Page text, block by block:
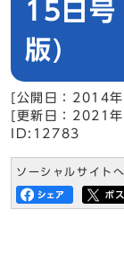
15日
版)
[公開日：2014
[更新日：2021
ID:12783
ソーシャルサイト